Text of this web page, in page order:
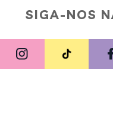
SIGA-NOS